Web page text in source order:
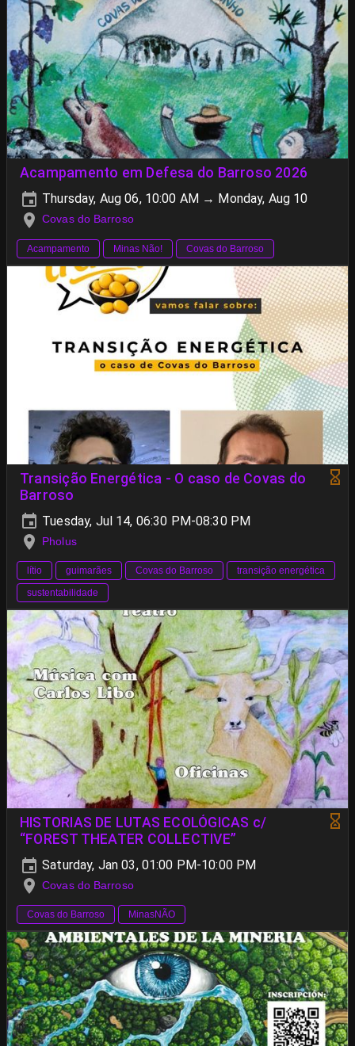
Acampamento em Defesa do Barroso 2026
Thursday, Aug 06, 10:00 AM → Monday, Aug 10
Covas do Barroso
Acampamento Minas Não! Covas do Barroso
Transição Energética - O caso de Covas do
Barroso
Tuesday, Jul 14, 06:30 PM-08:30 PM
Pholus
lítio guimarães Covas do Barroso
transição energética
sustentabilidade
HISTORIAS DE LUTAS ECOLÓGICAS c/
“FOREST THEATER COLLECTIVE”
Saturday, Jan 03, 01:00 PM-10:00 PM
Covas do Barroso
Covas do Barroso MinasNÃO